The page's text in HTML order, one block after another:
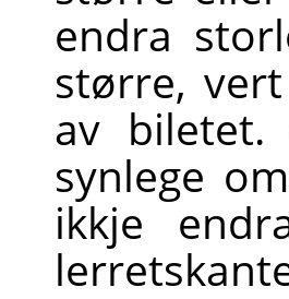
endra
større,
av
synlege
ikkje